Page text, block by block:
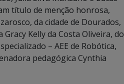
título de menção honrosa,
da cidade de Dourados,
Kelly da Costa Oliveira, do
– AEE de Robótica,
pedagógica Cynthia